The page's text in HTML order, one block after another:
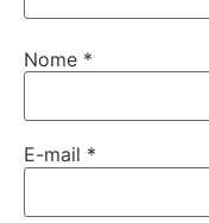
Nome *
E-mail *